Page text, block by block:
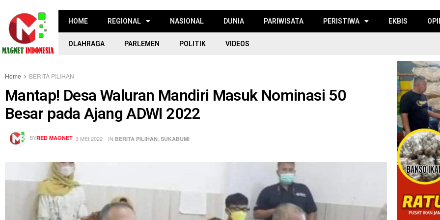
HOME REGIONAL NASIONAL DUNIA PARIWISATA PERISTIWA EKBIS
OLAHRAGA PARLEMEN POLITIK VIDEOS
Home BERITA PILIHAN
Mantap! Desa Waluran Mandiri Masuk Nominasi 50
Besar pada Ajang ADWI 2022
BYRED MAGNET 3 MEI 2022 IN BERITA PILIHAN, SUKABUMI